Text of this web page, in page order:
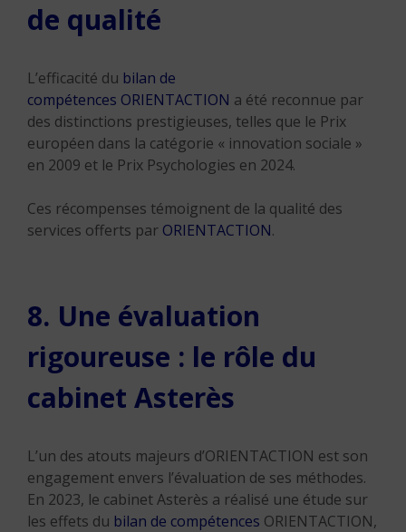
de qualité
L’efficacité du bilan de
compétences ORIENTACTION a été reconnue par
des distinctions prestigieuses, telles que le Prix
européen dans la catégorie « innovation sociale »
en 2009 et le Prix Psychologies en 2024.
Ces récompenses témoignent de la qualité des
services offerts par ORIENTACTION.
8. Une évaluation
rigoureuse : le rôle du
cabinet Asterès
L’un des atouts majeurs d’ORIENTACTION est son
engagement envers l’évaluation de ses méthodes.
En 2023, le cabinet Asterès a réalisé une étude sur
les effets du bilan de compétences ORIENTACTION,